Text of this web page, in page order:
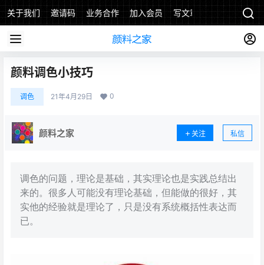
关于我们 邀请码 业务合作 加入会员 写文章
颜料调色小技巧
调色 21年4月29日 0
颜料之家 关注 私信
调色的问题，理论是基础，其实理论也是实践总结出
来的。很多人可能没有理论基础，但能做的很好，其
实他的经验就是理论了，只是没有系统概括性表达而
已。